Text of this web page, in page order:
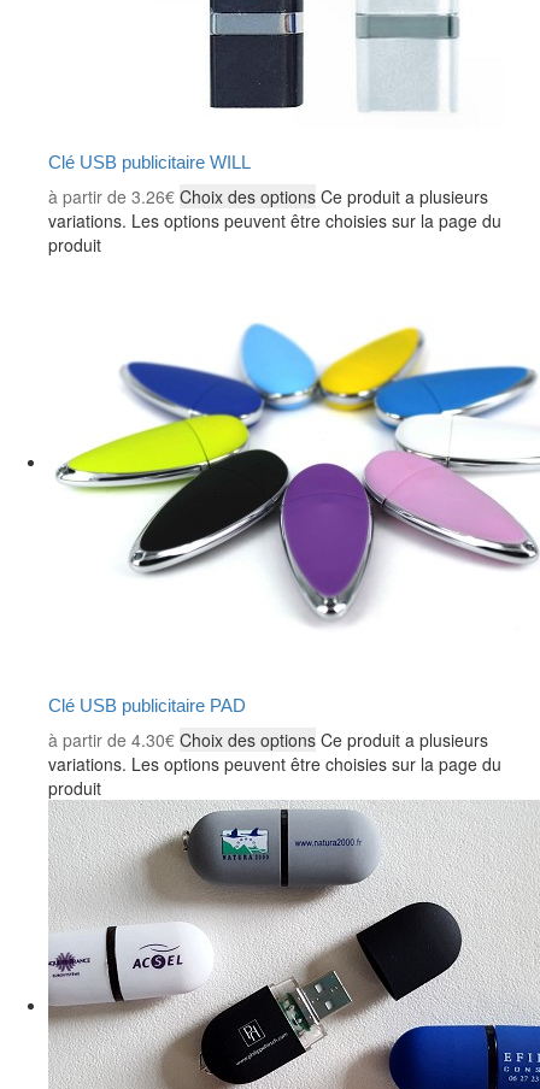
Clé USB publicitaire WILL
à partir de 3.26€ Choix des options Ce produit a plusieurs
variations. Les options peuvent être choisies sur la page du
produit
Clé USB publicitaire PAD
à partir de 4.30€ Choix des options Ce produit a plusieurs
variations. Les options peuvent être choisies sur la page du
produit